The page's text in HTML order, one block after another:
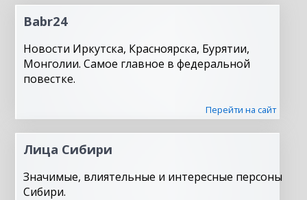
Babr24
Новости Иркутска, Красноярска, Бурятии,
Монголии. Самое главное в федеральной
повестке.
Перейти на сайт
Лица Сибири
Значимые, влиятельные и интересные персоны
Сибири.